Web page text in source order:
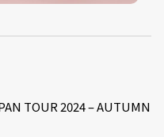
TOUR 2024 – AUTUMN